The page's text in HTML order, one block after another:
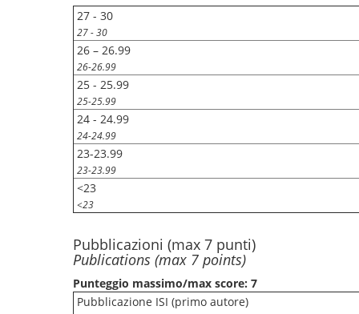
27 - 30
27 - 30
26 – 26.99
26-26.99
25 - 25.99
25-25.99
24 - 24.99
24-24.99
23-23.99
23-23.99
<23
<23
Pubblicazioni (max 7 punti)
Publications (max 7 points)
Punteggio massimo/max score: 7
Pubblicazione ISI (primo autore)